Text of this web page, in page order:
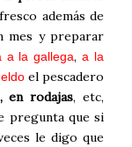
además de
mes y preparar
a la gallega,a la
el pescadero
en rodajas, etc,
pregunta que si
le digo que